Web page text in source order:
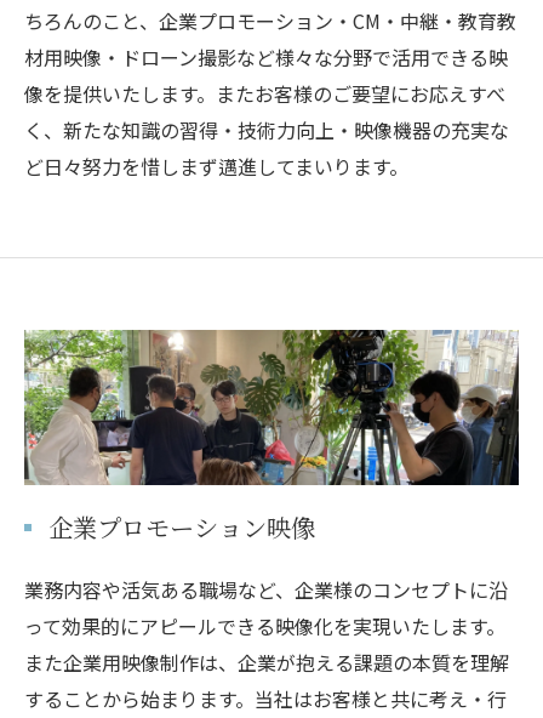
ちろんのこと、企業プロモーション・CM・中継・教育教
材用映像・ドローン撮影など様々な分野で活用できる映
像を提供いたします。またお客様のご要望にお応えすべ
く、新たな知識の習得・技術力向上・映像機器の充実な
ど日々努力を惜しまず邁進してまいります。
企業プロモーション映像
業務内容や活気ある職場など、企業様のコンセプトに沿
って効果的にアピールできる映像化を実現いたします。
また企業用映像制作は、企業が抱える課題の本質を理解
することから始まります。当社はお客様と共に考え・行